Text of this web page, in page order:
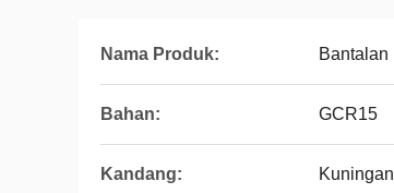
Nama Produk: Bantalan
Bahan: GCR15
Kandang: